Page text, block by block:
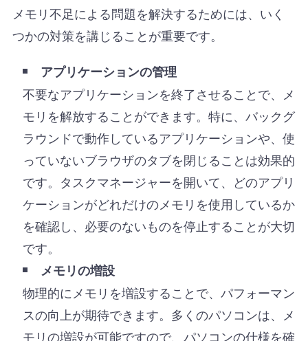
メモリ不足による問題を解決するためには、いく
つかの対策を講じることが重要です。
アプリケーションの管理
不要なアプリケーションを終了させることで、メ
モリを解放することができます。特に、バックグ
ラウンドで動作しているアプリケーションや、使
っていないブラウザのタブを閉じることは効果的
です。タスクマネージャーを開いて、どのアプリ
ケーションがどれだけのメモリを使用しているか
を確認し、必要のないものを停止することが大切
です。
メモリの増設
物理的にメモリを増設することで、パフォーマン
スの向上が期待できます。多くのパソコンは、メ
モリの増設が可能ですので、パソコンの仕様を確